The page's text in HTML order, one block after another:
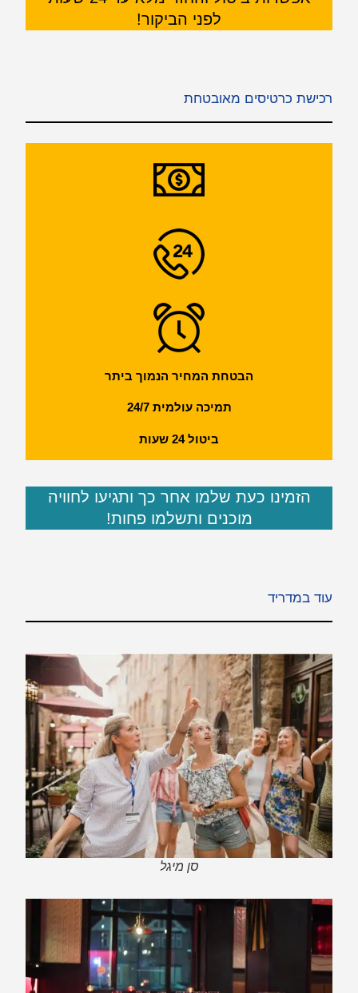
לפני הביקור!
רכישת כרטיסים מאובטחת
הבטחת המחיר הנמוך ביתר
תמיכה עולמית 24/7
ביטול 24 שעות
הזמינו כעת שלמו אחר כך ותגיעו לחוויה
מוכנים ותשלמו פחות!
עוד במדריד
סן מיגל